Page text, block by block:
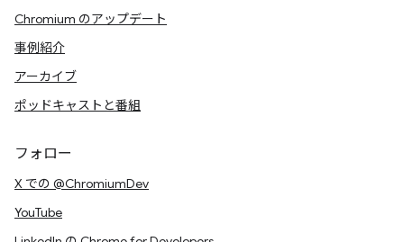
Chromium のアップデート
事例紹介
アーカイブ
ポッドキャストと番組
フォロー
X での @ChromiumDev
YouTube